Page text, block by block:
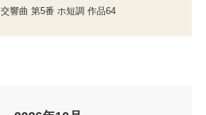
響曲 第5番 ホ短調 作品64